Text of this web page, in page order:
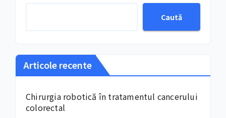
Caută
Articole recente
Chirurgia robotică în tratamentul cancerului
colorectal